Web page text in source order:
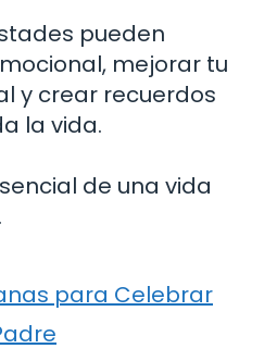
pueden
mejorar tu
y crear recuerdos
la vida.
de una vida
para Celebrar